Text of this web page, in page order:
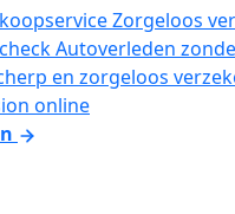
Zorgeloos
Autoverleden
en zorgeloos
online